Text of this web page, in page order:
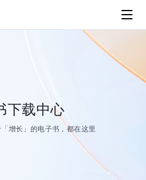
下载中心
增长」的电子书，都在这里